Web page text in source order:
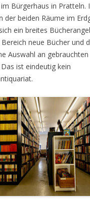
Bürgerhaus in Pratteln.
der beiden Räume im
ein breites
neue Bücher und
Auswahl an gebrauchten
ist eindeutig kein